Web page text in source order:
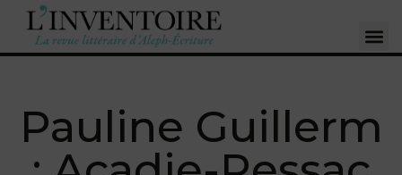
Pauline Guillerm